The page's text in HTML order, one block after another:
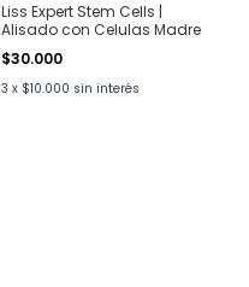
Liss Expert Stem Cells |
Alisado con Celulas Madre
$30.000
3 x $10.000 sin interés